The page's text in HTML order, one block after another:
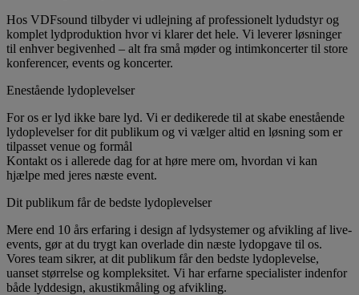
Hos VDFsound tilbyder vi udlejning af professionelt lydudstyr og
komplet lydproduktion hvor vi klarer det hele. Vi leverer løsninger
til enhver begivenhed – alt fra små møder og intimkoncerter til store
konferencer, events og koncerter.
Enestående lydoplevelser
For os er lyd ikke bare lyd. Vi er dedikerede til at skabe enestående
lydoplevelser for dit publikum og vi vælger altid en løsning som er
tilpasset venue og formål
Kontakt os i allerede dag for at høre mere om, hvordan vi kan
hjælpe med jeres næste event.
Dit publikum får de bedste lydoplevelser
Mere end 10 års erfaring i design af lydsystemer og afvikling af live-
events, gør at du trygt kan overlade din næste lydopgave til os.
Vores team sikrer, at dit publikum får den bedste lydoplevelse,
uanset størrelse og kompleksitet. Vi har erfarne specialister indenfor
både lyddesign, akustikmåling og afvikling.